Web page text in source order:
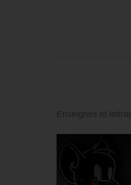
Enseignes et